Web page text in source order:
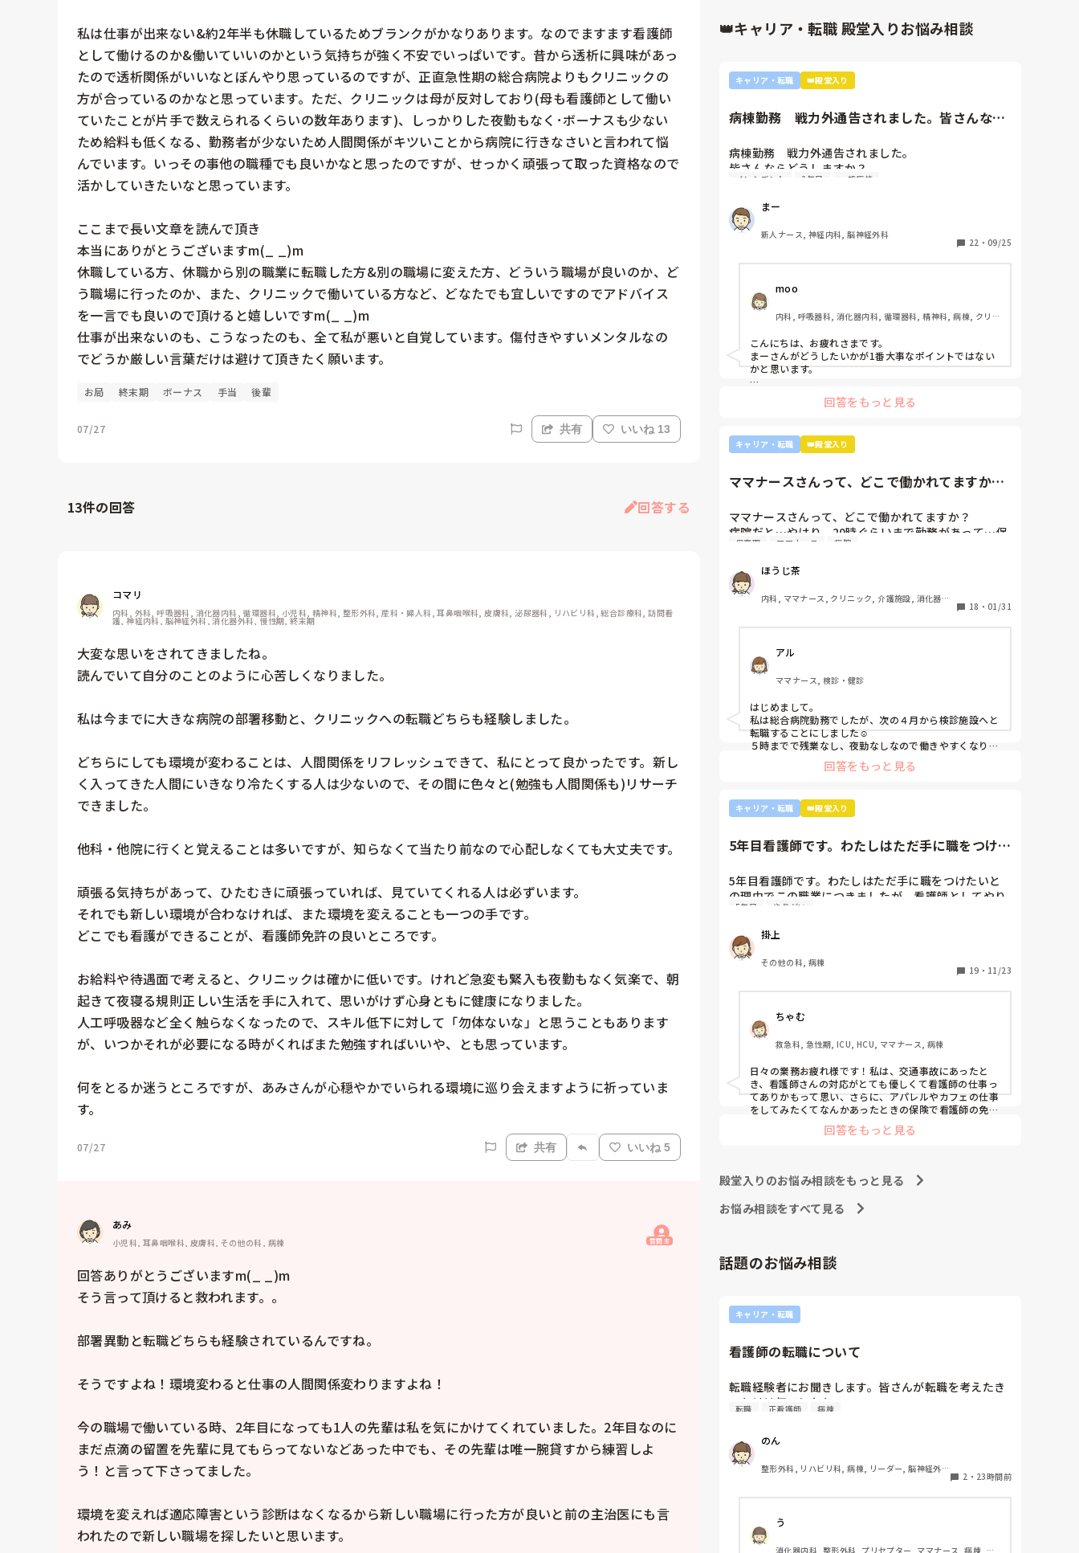
私は仕事が出来ない&約2年半も休職しているためブランクがかなりあります。なのでますます看護師
として働けるのか&働いていいのかという気持ちが強く不安でいっぱいです。昔から透析に興味があっ
たので透析関係がいいなとぼんやり思っているのですが、正直急性期の総合病院よりもクリニックの
方が合っているのかなと思っています。ただ、クリニックは母が反対しており(母も看護師として働い
ていたことが片手で数えられるくらいの数年あります)、しっかりした夜勤もなく･ボーナスも少ない
ため給料も低くなる、勤務者が少ないため人間関係がキツいことから病院に行きなさいと言われて悩
んでいます。いっその事他の職種でも良いかなと思ったのですが、せっかく頑張って取った資格なので
活かしていきたいなと思っています。
ここまで長い文章を読んで頂き
本当にありがとうございますm(_ _)m
休職している方、休職から別の職業に転職した方&別の職場に変えた方、どういう職場が良いのか、ど
う職場に行ったのか、また、クリニックで働いている方など、どなたでも宜しいですのでアドバイス
を一言でも良いので頂けると嬉しいですm(_ _)m
仕事が出来ないのも、こうなったのも、全て私が悪いと自覚しています。傷付きやすいメンタルなの
でどうか厳しい言葉だけは避けて頂きたく願います。
お局 終末期 ボーナス 手当 後輩
07/27 共有 いいね 13
13件の回答 回答する
コマリ
内科, 外科, 呼吸器科, 消化器内科, 循環器科, 小児科, 精神科, 整形外科, 産科・婦人科, 耳鼻咽喉科, 皮膚科, 泌尿器科, リハビリ科, 総合診療科, 訪問看
護, 神経内科, 脳神経外科, 消化器外科, 慢性期, 終末期
大変な思いをされてきましたね。
読んでいて自分のことのように心苦しくなりました。
私は今までに大きな病院の部署移動と、クリニックへの転職どちらも経験しました。
どちらにしても環境が変わることは、人間関係をリフレッシュできて、私にとって良かったです。新し
く入ってきた人間にいきなり冷たくする人は少ないので、その間に色々と(勉強も人間関係も)リサーチ
できました。
他科・他院に行くと覚えることは多いですが、知らなくて当たり前なので心配しなくても大丈夫です。
頑張る気持ちがあって、ひたむきに頑張っていれば、見ていてくれる人は必ずいます。
それでも新しい環境が合わなければ、また環境を変えることも一つの手です。
どこでも看護ができることが、看護師免許の良いところです。
お給料や待遇面で考えると、クリニックは確かに低いです。けれど急変も緊入も夜勤もなく気楽で、朝
起きて夜寝る規則正しい生活を手に入れて、思いがけず心身ともに健康になりました。
人工呼吸器など全く触らなくなったので、スキル低下に対して「勿体ないな」と思うこともあります
が、いつかそれが必要になる時がくればまた勉強すればいいや、とも思っています。
何をとるか迷うところですが、あみさんが心穏やかでいられる環境に巡り会えますように祈っていま
す。
07/27 共有 いいね 5
あみ
小児科, 耳鼻咽喉科, 皮膚科, その他の科, 病棟 質問主
回答ありがとうございますm(_ _)m
そう言って頂けると救われます。。
部署異動と転職どちらも経験されているんですね。
そうですよね！環境変わると仕事の人間関係変わりますよね！
今の職場で働いている時、2年目になっても1人の先輩は私を気にかけてくれていました。2年目なのに
まだ点滴の留置を先輩に見てもらってないなどあった中でも、その先輩は唯一腕貸すから練習しよ
う！と言って下さってました。
環境を変えれば適応障害という診断はなくなるから新しい職場に行った方が良いと前の主治医にも言
われたので新しい職場を探したいと思います。
配り終えてから食介に入るのに、一目散に食介に入っ
て、そりゃ部屋食介助を増やしたから早めに入った方
の夜勤の人で配膳することになったり、下膳や食後の
片付け時も食介でおらず二人でバタバタ。
て、なんでこんなおばさんの都合に合わせてここまで
センサーコールもロングの人が持っておけばいいもの
を、なぜかそのおばさんも2つ目を自分のポケットに
に思えてきてイライラが募り、泣きそうになっていま
した。
ませんが、これまであの人と一緒の勤務は本当に気が
重く、おばさんが数日後には異動で違う病棟に行くか
ら最後の勤務だと思って乗り切ろうとしましたが、1
日経っても嫌な思いは消えず、もう勤務被ることはな
でも、この前もその人は患者の対応が悪く患者が不満
を言い涙を流している場面もあったし、他の職員と喧
と思っている人ではあります。
でも、いい歳して自分の気分で仕事をする、息子と変
わらない年代の子には大きな態度をとって、主任(男
行っても合わずに、きっと人からも変な気を使われて
カに思えます。
異動に伴って私が委員会を引き継ぐのですが、勤務が
だ大きい仕事が終わってなさそうなので私がしなきゃ
いけないようで。。。
長文すみません。
私の職場にもかなり強烈キャラのスタッフが居て、
愚痴ったところで何の解決にもなりはしないのですが、
発散になっています😁
👑キャリア・転職 殿堂入りお悩み相談
キャリア・転職 👑殿堂入り
病棟勤務　戦力外通告されました。皆さんなら
病棟勤務　戦力外通告されました。
皆さんならどうしますか？
2年目です。1年目はゆるい部署にいましたが、人間関
た。異動してからの人間関係は良好です。
ですが、異動してから薬剤に関するインシデントを4
件ほど起こし、優先順位や多重課題ができていないの
では？という方が浮き彫りになり師長や主任に『複数
りを持って』ということで受け持ち1人になりまし
た。
複数受け持ちに戻るよう、1ヶ月間1年目のように勉強
したりと業務に臨んできました。
そして最近師長さんに『君は病棟勤務よりも外来とか
健診センターとかのほうがいいのでは？ウチの部署も
スタッフが足りないから育てる余裕が足りない。前向
きに捉えて看護師はいろんな働き方あるよ』と部署は
決まってませんが、異動確定となりました。
インシデントを多発したことや情報収集ができていな
かったり、看護のつながりが無かったことは自分でも
反省していますし、今後成長させていきたいなと思っ
ています。
出来ていないです。
他の先輩にも何人か相談しましたが『ぶっちゃけそこ
よ』とのこと。
師長さんの言ってることも確かに理解できますが
私も、正直あまり健診センターや外来にはあまり魅力
を感じてないですし、病棟での臨床経験を積んで学ん
でいきたいと気持ちがあります。
・とりあえず外来や健診センターで我慢する
インシデント 2年目 一般病棟
まー
新人ナース, 神経内科, 脳神経外科
22 ・ 09/25
moo
内科, 呼吸器科, 消化器内科, 循環器科, 精神科, 病棟, クリニ
こんにちは、お疲れさまです。
まーさんがどうしたいかが1番大事なポイントではない
かと思います。
上司がどのような気持ちで提案されたかは分かりません
が、ケアややることが多くて忙しくても、人間関係は良
かと思います。
あれば、ご自身に合った病棟への異動か転職がいいので
くない場所に行かされてしまうものですが(>_<)
病院も規模やいろいろ取り組んでいることが違うので、
即戦力を期待されます。
回答をもっと見る
キャリア・転職 👑殿堂入り
ママナースさんって、どこで働かれてますか？
ママナースさんって、どこで働かれてますか？
病院だと…やはり、20時ぐらいまで勤務があって…保
育園のお迎えが間に合わないことが多くて…
保育園 ママナース 病院
ほうじ茶
内科, ママナース, クリニック, 介護施設, 消化器外
18 ・ 01/31
アル
ママナース, 検診・健診
はじめまして。
私は総合病院勤務でしたが、次の４月から検診施設へと
転職することにしました☺️
５時までで残業なし、夜勤なしなので働きやすくなりそ
うです☺️お子さん小さいと悩みますよね😢
回答をもっと見る
キャリア・転職 👑殿堂入り
5年目看護師です。わたしはただ手に職をつけた
5年目看護師です。わたしはただ手に職をつけたいと
の理由でこの職業につきましたが、看護師としてやり
たいことなどあまり考えたことがなく、ただ言われた
がいもなく、"業務"として続けてしまっています。
みなさんはどういったきっかけで看護師を目指した
り、今の科についていたりしますか？
そもそもこんなこと考えながら仕事してるのも変です
5年目 やりがい
掛上
その他の科, 病棟
19 ・ 11/23
ちゃむ
救急科, 急性期, ICU, HCU, ママナース, 病棟
日々の業務お疲れ様です！私は、交通事故にあったと
き、看護師さんの対応がとても優しくて看護師の仕事っ
てありかもって思い、さらに、アパレルやカフェの仕事
をしてみたくてなんかあったときの保険で看護師の免許
をとり、さらに保険で養護教諭と保健師もとりました笑
結局看護師しかしてません。スタバで働きたいです！笑
回答をもっと見る
殿堂入りのお悩み相談をもっと見る
お悩み相談をすべて見る
話題のお悩み相談
キャリア・転職
看護師の転職について
転職経験者にお聞きします。皆さんが転職を考えたき
っかけは何でしたか?
転職 正看護師 病棟
のん
整形外科, リハビリ科, 病棟, リーダー, 脳神経外
2 ・ 23時間前
う
消化器内科, 整形外科, プリセプター, ママナース, 病棟, 訪